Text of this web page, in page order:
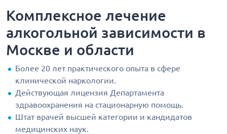
Комплексное лечение
алкогольной зависимости в
Москве и области
Более 20 лет практического опыта в сфере
клинической наркологии.
Действующая лицензия Департамента
здравоохранения на стационарную помощь.
Штат врачей высшей категории и кандидатов
медицинских наук.